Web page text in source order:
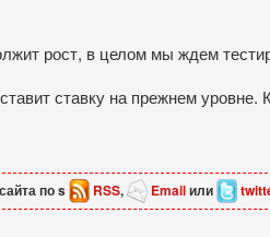
рост, в целом мы ждем
ставку на прежнем
по s RSS, Emailили